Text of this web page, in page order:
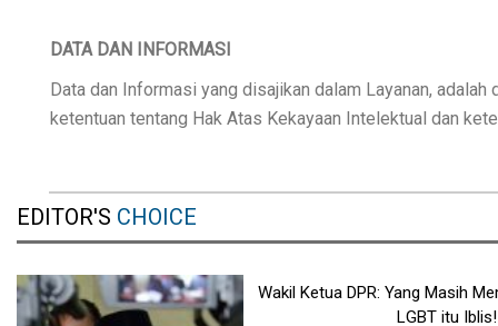
DATA DAN INFORMASI
Data dan Informasi yang disajikan dalam Layanan,
ketentuan tentang Hak Atas Kekayaan Intelektual dan
EDITOR'S CHOICE
Wakil Ketua DPR: Yang Masih
LGBT itu Iblis!